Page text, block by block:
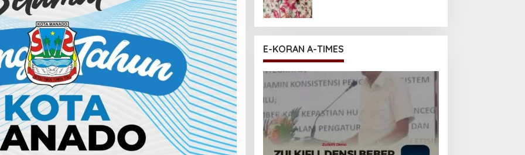
E-KORAN A-TIMES